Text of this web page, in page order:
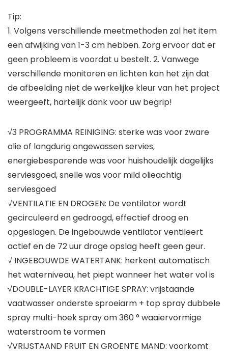
Tip:
1. Volgens verschillende meetmethoden zal het item
een afwijking van 1-3 cm hebben. Zorg ervoor dat er
geen probleem is voordat u bestelt. 2. Vanwege
verschillende monitoren en lichten kan het zijn dat
de afbeelding niet de werkelijke kleur van het project
weergeeft, hartelijk dank voor uw begrip!
√3 PROGRAMMA REINIGING: sterke was voor zware
olie of langdurig ongewassen servies,
energiebesparende was voor huishoudelijk dagelijks
serviesgoed, snelle was voor mild olieachtig
serviesgoed
√VENTILATIE EN DROGEN: De ventilator wordt
gecirculeerd en gedroogd, effectief droog en
opgeslagen. De ingebouwde ventilator ventileert
actief en de 72 uur droge opslag heeft geen geur.
√ INGEBOUWDE WATERTANK: herkent automatisch
het waterniveau, het piept wanneer het water vol is
√DOUBLE-LAYER KRACHTIGE SPRAY: vrijstaande
vaatwasser onderste sproeiarm + top spray dubbele
spray multi-hoek spray om 360 ° waaiervormige
waterstroom te vormen
√VRIJSTAAND FRUIT EN GROENTE MAND: voorkomt